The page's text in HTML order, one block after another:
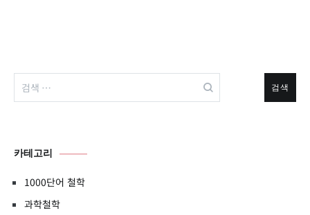
검
색:
카테고리
1000단어 철학
과학철학